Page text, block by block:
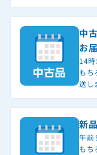
中
お
14時
もち
送し
新
午前
もち